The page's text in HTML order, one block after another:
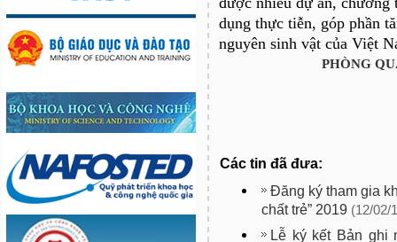
dụng thực tiễn, góp phần
nguyên sinh vật của Việt
PHÒNG
Các tin đã đưa:
Đăng ký tham gia
chất trẻ” 2019 (12/02/
Lễ ký kết Bản ghi